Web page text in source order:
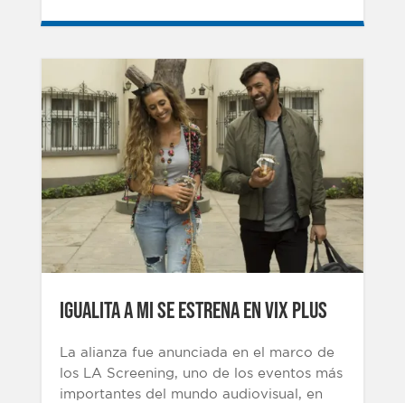
IGUALITA A MI SE ESTRENA EN VIX PLUS
La alianza fue anunciada en el marco de
los LA Screening, uno de los eventos más
importantes del mundo audiovisual, en